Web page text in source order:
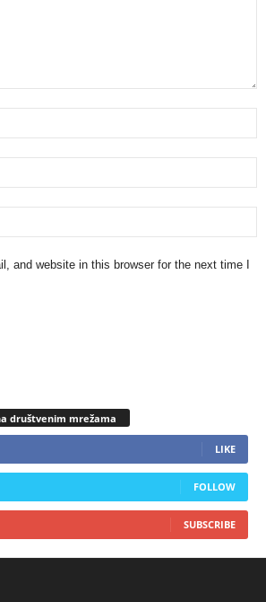
and website in this browser for the next time I
društvenim mrežama
LIKE
FOLLOW
SUBSCRIBE